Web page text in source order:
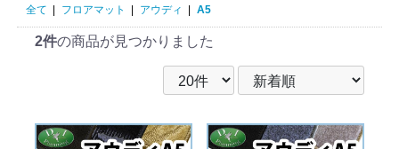
全て | フロアマット | アウディ | A5
2件の商品が見つかりました